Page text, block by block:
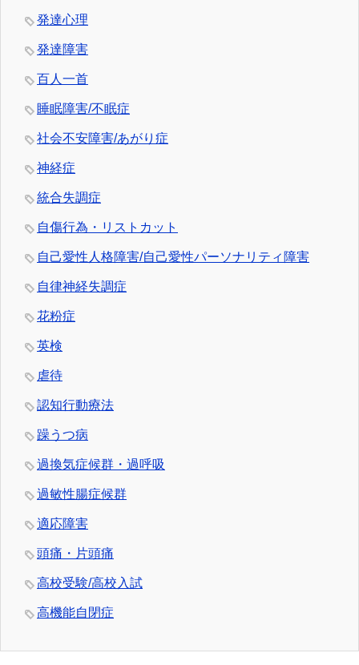
発達心理
発達障害
百人一首
睡眠障害/不眠症
社会不安障害/あがり症
神経症
統合失調症
自傷行為・リストカット
自己愛性人格障害/自己愛性パーソナリティ障害
自律神経失調症
花粉症
英検
虐待
認知行動療法
躁うつ病
過換気症候群・過呼吸
過敏性腸症候群
適応障害
頭痛・片頭痛
高校受験/高校入試
高機能自閉症